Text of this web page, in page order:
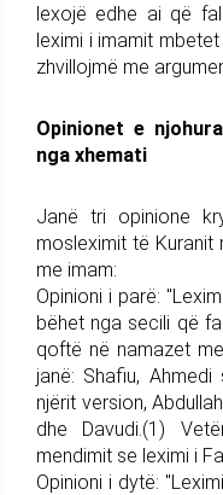
lexojë edhe ai që
leximi i imamit
zhvillojmë me
Opinionet e
nga xhemati
Janë tri opinione
mosleximit të Kuranit
me imam:
Opinioni i parë:
bëhet nga secili që
qoftë në namazet
janë: Shafiu,
njërit version,
dhe Davudi.(1)
mendimit se leximi i
Opinioni i dytë: